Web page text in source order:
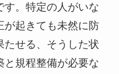
す。特定の人がいな
が起きても未然に防
たせる、そうした状
と規程整備が必要な